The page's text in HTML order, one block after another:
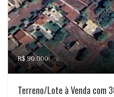
R$ 90.000
Terreno/Lote à Venda com